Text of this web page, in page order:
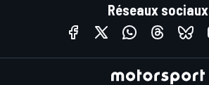
Réseaux sociaux